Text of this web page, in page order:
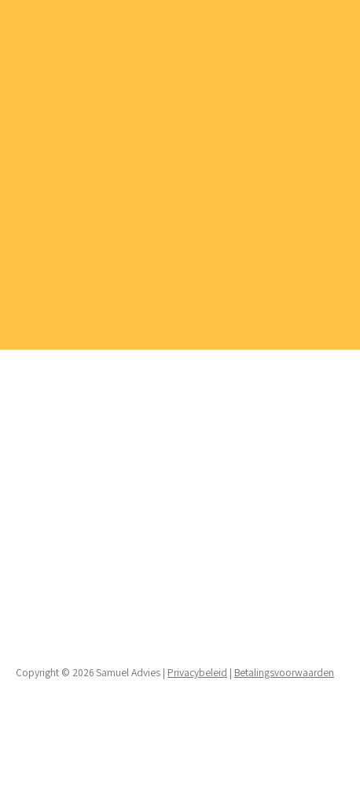
Copyright © 2026 Samuel Advies | Privacybeleid | Betalingsvoorwaarden